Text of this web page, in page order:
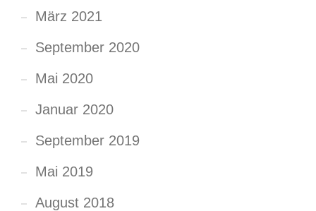
März 2021
September 2020
Mai 2020
Januar 2020
September 2019
Mai 2019
August 2018